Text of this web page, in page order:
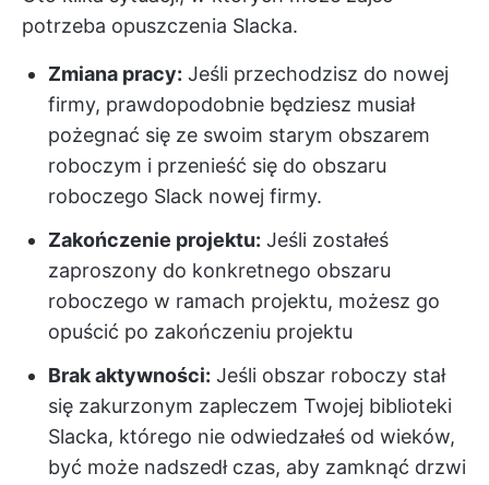
potrzeba opuszczenia Slacka.
Zmiana pracy: Jeśli przechodzisz do nowej
firmy, prawdopodobnie będziesz musiał
pożegnać się ze swoim starym obszarem
roboczym i przenieść się do obszaru
roboczego Slack nowej firmy.
Zakończenie projektu: Jeśli zostałeś
zaproszony do konkretnego obszaru
roboczego w ramach projektu, możesz go
opuścić po zakończeniu projektu
Brak aktywności: Jeśli obszar roboczy stał
się zakurzonym zapleczem Twojej biblioteki
Slacka, którego nie odwiedzałeś od wieków,
być może nadszedł czas, aby zamknąć drzwi